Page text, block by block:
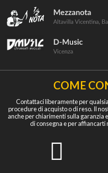
COME
Contattaci liberamente per
procedure di acquisto o di reso. Il
anche per chiarimenti sulla garanzia
di consegna e per